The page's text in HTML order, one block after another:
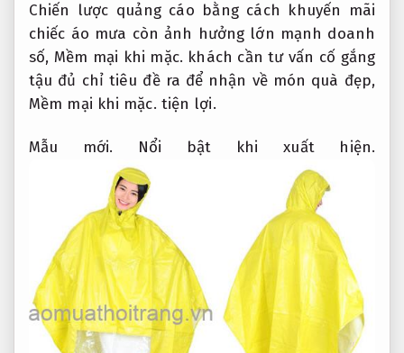
Chiến lược quảng cáo bằng cách khuyến mãi
chiếc áo mưa còn ảnh hưởng lớn mạnh doanh
số, Mềm mại khi mặc. khách cần tư vấn cố gắng
tậu đủ chỉ tiêu đề ra để nhận về món quà đẹp,
Mềm mại khi mặc. tiện lợi.
Mẫu mới. Nổi bật khi xuất hiện.